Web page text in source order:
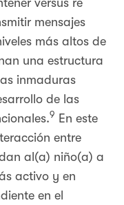
versus re
mensajes
más altos de
una estructura
inmaduras
de las
9 En este
entre
al(a) niño(a) a
activo y en
en el